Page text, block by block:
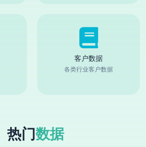
客户数据
各类行业客户数据
热门数据